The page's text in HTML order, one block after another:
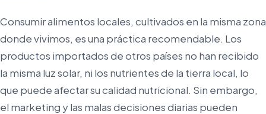
Consumir alimentos locales, cultivados en la misma zona
donde vivimos, es una práctica recomendable. Los
productos importados de otros países no han recibido
la misma luz solar, ni los nutrientes de la tierra local, lo
que puede afectar su calidad nutricional. Sin embargo,
el marketing y las malas decisiones diarias pueden